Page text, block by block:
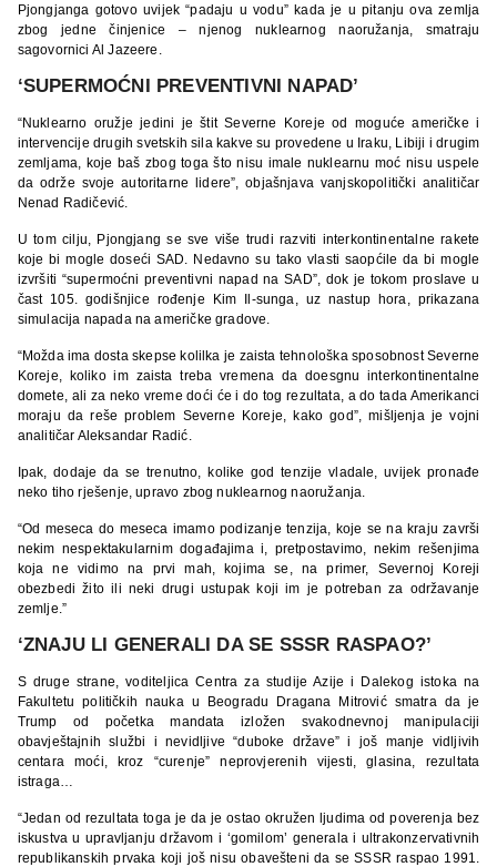
Pjongjanga gotovo uvijek “padaju u vodu” kada je u pitanju ova zemlja
zbog jedne činjenice – njenog nuklearnog naoružanja, smatraju
sagovornici Al Jazeere.
‘SUPERMOĆNI PREVENTIVNI NAPAD’
“Nuklearno oružje jedini je štit Severne Koreje od moguće američke i
intervencije drugih svetskih sila kakve su provedene u Iraku, Libiji i drugim
zemljama, koje baš zbog toga što nisu imale nuklearnu moć nisu uspele
da održe svoje autoritarne lidere”, objašnjava vanjskopolitički analitičar
Nenad Radičević.
U tom cilju, Pjongjang se sve više trudi razviti interkontinentalne rakete
koje bi mogle doseći SAD. Nedavno su tako vlasti saopćile da bi mogle
izvršiti “supermoćni preventivni napad na SAD”, dok je tokom proslave u
čast 105. godišnjice rođenje Kim Il-sunga, uz nastup hora, prikazana
simulacija napada na američke gradove.
“Možda ima dosta skepse kolilka je zaista tehnološka sposobnost Severne
Koreje, koliko im zaista treba vremena da doesgnu interkontinentalne
domete, ali za neko vreme doći će i do tog rezultata, a do tada Amerikanci
moraju da reše problem Severne Koreje, kako god”, mišljenja je vojni
analitičar Aleksandar Radić.
Ipak, dodaje da se trenutno, kolike god tenzije vladale, uvijek pronađe
neko tiho rješenje, upravo zbog nuklearnog naoružanja.
“Od meseca do meseca imamo podizanje tenzija, koje se na kraju završi
nekim nespektakularnim događajima i, pretpostavimo, nekim rešenjima
koja ne vidimo na prvi mah, kojima se, na primer, Severnoj Koreji
obezbedi žito ili neki drugi ustupak koji im je potreban za održavanje
zemlje.”
‘ZNAJU LI GENERALI DA SE SSSR RASPAO?’
S druge strane, voditeljica Centra za studije Azije i Dalekog istoka na
Fakultetu političkih nauka u Beogradu Dragana Mitrović smatra da je
Trump od početka mandata izložen svakodnevnoj manipulaciji
obavještajnih službi i nevidljive “duboke države” i još manje vidljivih
centara moći, kroz “curenje” neprovjerenih vijesti, glasina, rezultata
istraga…
“Jedan od rezultata toga je da je ostao okružen ljudima od poverenja bez
iskustva u upravljanju državom i ‘gomilom’ generala i ultrakonzervativnih
republikanskih prvaka koji još nisu obavešteni da se SSSR raspao 1991.